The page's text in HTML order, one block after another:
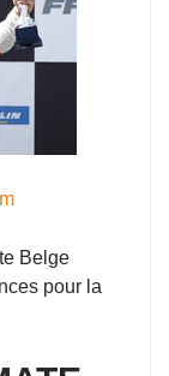
Belge
pour la